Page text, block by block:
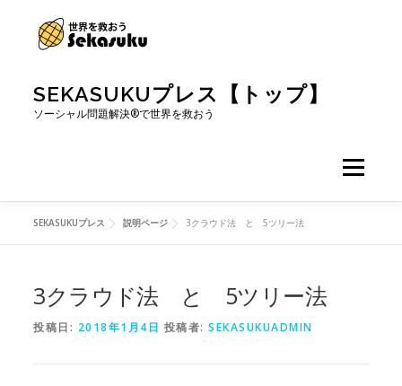
SEKASUKUプレス【トップ】
ソーシャル問題解決®で世界を救おう
メニュー
SEKASUKUプレス 説明ページ 3クラウド法 と 5ツリー法
3クラウド法 と 5ツリー法
投稿日: 2018年1月4日 投稿者:SEKASUKUADMIN